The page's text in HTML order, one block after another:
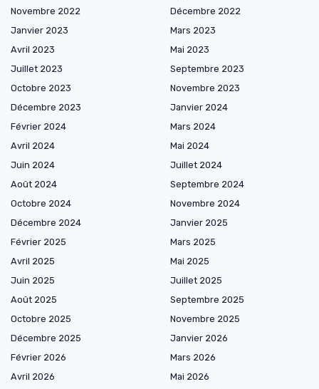
Novembre 2022
Décembre 2022
Janvier 2023
Mars 2023
Avril 2023
Mai 2023
Juillet 2023
Septembre 2023
Octobre 2023
Novembre 2023
Décembre 2023
Janvier 2024
Février 2024
Mars 2024
Avril 2024
Mai 2024
Juin 2024
Juillet 2024
Août 2024
Septembre 2024
Octobre 2024
Novembre 2024
Décembre 2024
Janvier 2025
Février 2025
Mars 2025
Avril 2025
Mai 2025
Juin 2025
Juillet 2025
Août 2025
Septembre 2025
Octobre 2025
Novembre 2025
Décembre 2025
Janvier 2026
Février 2026
Mars 2026
Avril 2026
Mai 2026